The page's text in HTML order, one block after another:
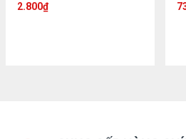
2.800₫